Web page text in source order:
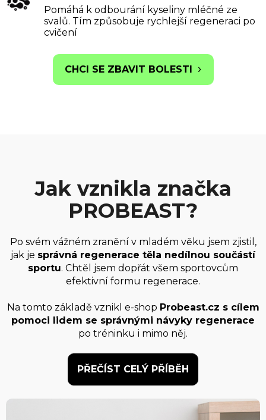
Pomáhá k odbourání kyseliny mléčné ze
svalů. Tím způsobuje rychlejší regeneraci po
cvičení
CHCI SE ZBAVIT BOLESTI
Jak vznikla značka
PROBEAST?
Po svém vážném zranění v mladém věku jsem zjistil,
jak je správná regenerace těla nedílnou součástí
sportu. Chtěl jsem dopřát všem sportovcům
efektivní formu regenerace.
Na tomto základě vznikl e-shop Probeast.cz s cílem
pomoci lidem se správnými návyky regenerace
po tréninku i mimo něj.
PŘEČÍST CELÝ PŘÍBĚH